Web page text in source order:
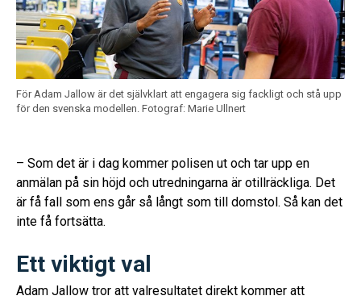
För Adam Jallow är det självklart att engagera sig fackligt och stå upp
för den svenska modellen. Fotograf: Marie Ullnert
– Som det är i dag kommer polisen ut och tar upp en
anmälan på sin höjd och utredningarna är otillräckliga. Det
är få fall som ens går så långt som till domstol. Så kan det
inte få fortsätta.
Ett viktigt val
Adam Jallow tror att valresultatet direkt kommer att